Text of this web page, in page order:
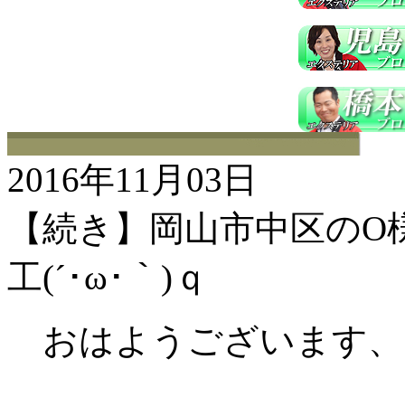
2016年11月03日
【続き】岡山市中区の
工(´･ω･｀)ｑ
おはようございます